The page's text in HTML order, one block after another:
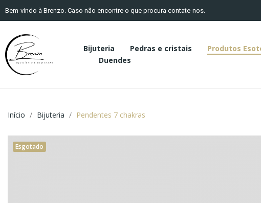
Bem-vindo à Brenzo. Caso não encontre o que procura contate-nos.
Bijuteria Pedras e cristais Produtos
Duendes
Início Bijuteria Pendentes 7 chakras
Esgotado